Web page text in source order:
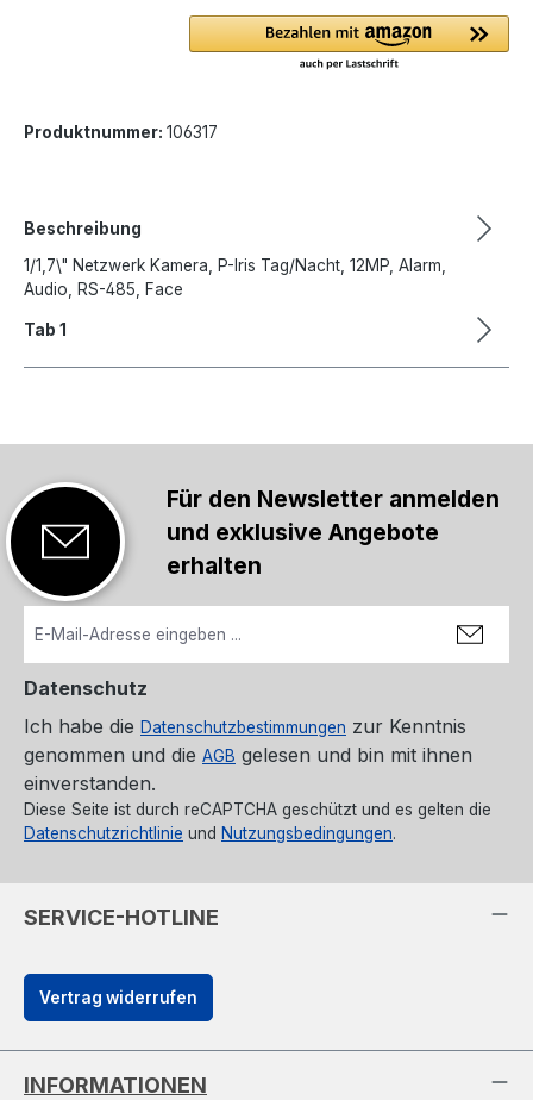
Produktnummer: 106317
Beschreibung
1/1,7\" Netzwerk Kamera, P-Iris Tag/Nacht, 12MP, Alarm,
Audio, RS-485, Face
Tab 1
Für den Newsletter anmelden
und exklusive Angebote
erhalten
Datenschutz
Ich habe die Datenschutzbestimmungen zur Kenntnis
genommen und die AGB gelesen und bin mit ihnen
einverstanden.
Diese Seite ist durch reCAPTCHA geschützt und es gelten die
Datenschutzrichtlinie und Nutzungsbedingungen.
SERVICE-HOTLINE
Vertrag widerrufen
INFORMATIONEN